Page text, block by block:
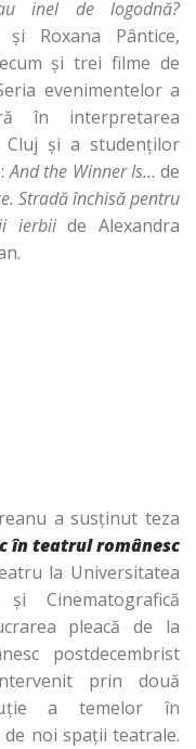
inel de logodnă?
şi Roxana Pântice,
şi trei filme de
evenimentelor a
în interpretarea
şi a studenţilor
And the Winner Is... de
Stradă închisă pentru
ierbiide Alexandra
a susţinut teza
în teatrul românesc
la Universitatea
Cinematografică
pleacă de la
postdecembrist
prin două
a temelor în
noi spaţii teatrale.